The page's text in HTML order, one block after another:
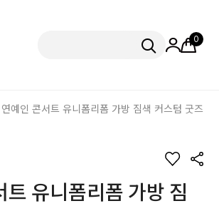
0
예인 콘서트 유니폼리폼 가방 짐색 커스텀 굿즈
유니폼리폼 가방 짐